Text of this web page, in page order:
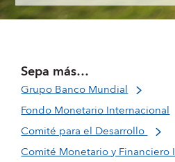
Sepa más…
Grupo Banco Mundial
Fondo Monetario Internacional
Comité para el Desarrollo
Comité Monetario y Financiero